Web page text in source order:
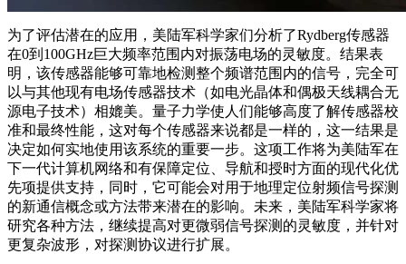
为了评估潜在的应用，美陆军科学家们分析了Rydberg传感器
在0到100GHz巨大频率范围内对振荡电场的灵敏度。结果表
明，该传感器能够可靠地检测整个频谱范围内的信号，完全可
以与其他现有电场传感器技术（如电光晶体和偶极天线耦合无
源电子技术）相媲美。量子力学使人们能够高度了解传感器校
准和最终性能，这对每个传感器来说都是一样的，这一结果是
决定如何实地使用该系统的重要一步。这项工作将为美陆军在
下一代计算机网络和有保障定位、导航和授时方面的现代化优
先项提供支持，同时，它可能会对用于地理定位射频信号探测
的新通信概念或方法带来潜在的影响。未来，美陆军科学家将
研究各种方法，继续提高对更微弱信号探测的灵敏度，并针对
更复杂波形，对探测协议进行扩展。